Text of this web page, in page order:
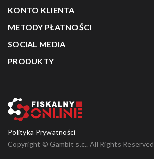
KONTO KLIENTA
METODY PŁATNOŚCI
SOCIAL MEDIA
PRODUKTY
Polityka Prywatności
Copyright © Gambit s.c.. All Rights Reserved